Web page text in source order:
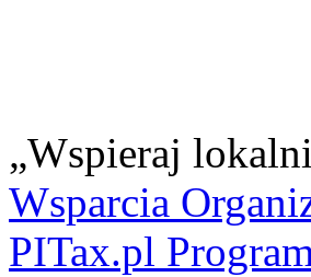
„Wspieraj
Wsparcia
PITax.pl